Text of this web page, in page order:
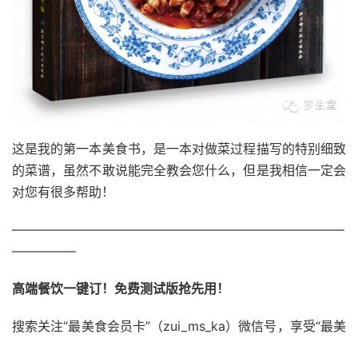
这是我的第一本美食书，是一本对做菜过程描写的特别细致
的菜谱，虽然不敢说能完全教会您什么，但是我相信一定会
对您有很多帮助！
——————————————————————————
—————
高端餐饮一键订！免费测试版抢先用！
搜索关注“最美食会员卡”（zui_ms_ka）微信号，享受“最美